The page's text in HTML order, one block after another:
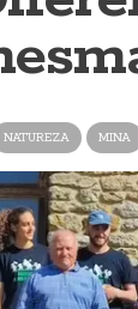
NATUREZA MINA